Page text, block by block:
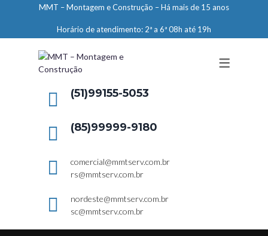
ENGENHARIA
LIMPEZA E CONSERVAÇÃO
MANUTENÇÃO PREDIAL
ELEVADORES – PREPARAÇÃO DE
MMT – Montagem e Construção – Há mais de 15 anos
Horário de atendimento: 2ª a 6ª 08h até 19h
(51)99155-5053
(85)99999-9180
comercial@mmtserv.com.br
rs@mmtserv.com.br
nordeste@mmtserv.com.br
sc@mmtserv.com.br